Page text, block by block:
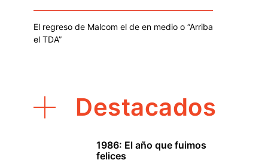
El regreso de Malcom el de en medio o “Arriba
el TDA”
Destacados
1986: El año que fuimos
felices